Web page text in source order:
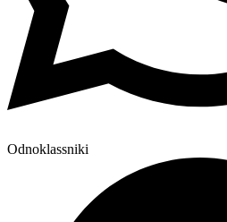
Odnoklassniki